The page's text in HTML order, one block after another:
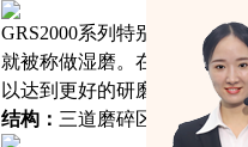
GRS2000系列特别适合于胶
就被称做湿磨。在锥形转子
以达到更好的研磨分散的效
结构： 三道磨碎区，一级为